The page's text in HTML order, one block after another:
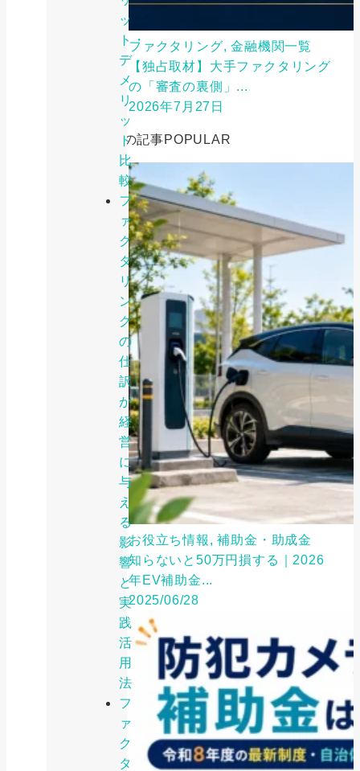
ッ
ト・
デ
メ
リ
ッ
ト
比
較
フ
ァ
ク
タ
リ
ン
グ
の
仕
訳
が
経
営
に
与
え
る
影
響
と
実
践
活
用
法
フ
ァ
ク
タ
ファクタリング, 金融機関一覧
【独占取材】大手ファクタリング
の「審査の裏側」...
2026年7月27日
人気の記事POPULAR
お役立ち情報, 補助金・助成金
知らないと50万円損する｜2026
年EV補助金...
2025/06/28